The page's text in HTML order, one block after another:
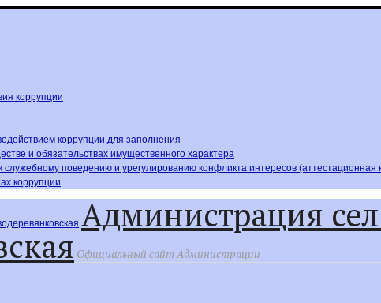
коррупции
коррупции,для заполнения
и обязательствах имущественного характера
поведению и урегулированию конфликта интересов (аттестационная
коррупции
Администрация
Официальный сайт Администрации